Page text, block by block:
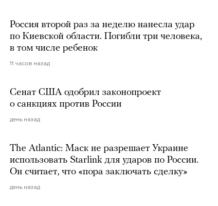
Россия второй раз за неделю нанесла удар
по Киевской области. Погибли три человека,
в том числе ребенок
11 часов назад
Сенат США одобрил законопроект
о санкциях против России
день назад
The Atlantic: Маск не разрешает Украине
использовать Starlink для ударов по России.
Он считает, что «пора заключать сделку»
день назад